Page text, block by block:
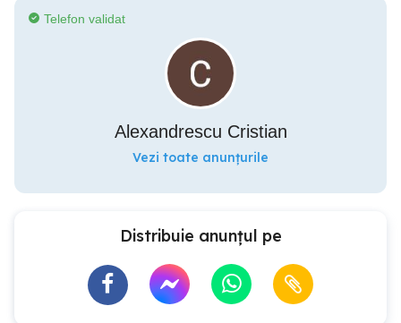
Telefon validat
Alexandrescu Cristian
Vezi toate anunțurile
Distribuie anunțul pe